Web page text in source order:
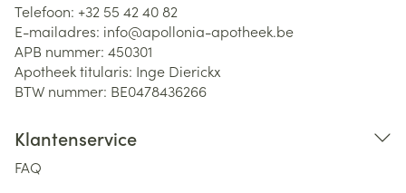
Telefoon: +32 55 42 40 82
E-mailadres: info@apollonia-apotheek.be
APB nummer: 450301
Apotheek titularis: Inge Dierickx
BTW nummer: BE0478436266
Klantenservice
FAQ